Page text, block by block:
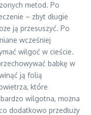
metod. Po
– zbyt długie
ją przesuszyć. Po
wcześniej
wilgoć w cieście.
babkę w
ją folią
które
wilgotna, można
dodatkowo przedłuży